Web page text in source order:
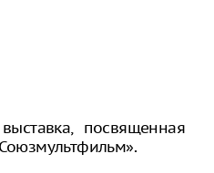
посвященная